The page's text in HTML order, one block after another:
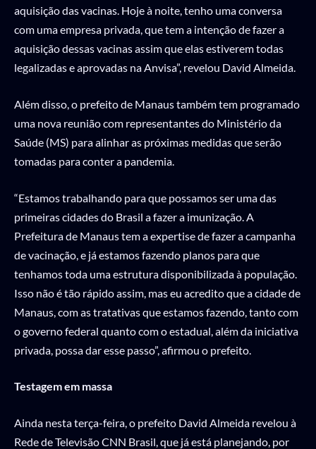
aquisição das vacinas. Hoje à noite, tenho uma conversa
com uma empresa privada, que tem a intenção de fazer a
aquisição dessas vacinas assim que elas estiverem todas
legalizadas e aprovadas na Anvisa”, revelou David Almeida.
Além disso, o prefeito de Manaus também tem programado
uma nova reunião com representantes do Ministério da
Saúde (MS) para alinhar as próximas medidas que serão
tomadas para conter a pandemia.
“Estamos trabalhando para que possamos ser uma das
primeiras cidades do Brasil a fazer a imunização. A
Prefeitura de Manaus tem a expertise de fazer a campanha
de vacinação, e já estamos fazendo planos para que
tenhamos toda uma estrutura disponibilizada à população.
Isso não é tão rápido assim, mas eu acredito que a cidade de
Manaus, com as tratativas que estamos fazendo, tanto com
o governo federal quanto com o estadual, além da iniciativa
privada, possa dar esse passo”, afirmou o prefeito.
Testagem em massa
Ainda nesta terça-feira, o prefeito David Almeida revelou à
Rede de Televisão CNN Brasil, que já está planejando, por